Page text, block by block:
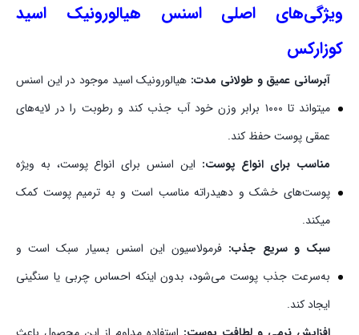
ویژگی‌های اصلی اسنس هیالورونیک اسید
کوزارکس
آبرسانی عمیق و طولانی‌ مدت: هیالورونیک اسید موجود در این اسنس
میتواند تا ۱۰۰۰ برابر وزن خود آب جذب کند و رطوبت را در لایه‌های
عمقی پوست حفظ کند.
مناسب برای انواع پوست: این اسنس برای انواع پوست، به‌ ویژه
پوست‌های خشک و دهیدراته مناسب است و به ترمیم پوست کمک
میکند.
سبک و سریع جذب: فرمولاسیون این اسنس بسیار سبک است و
به‌سرعت جذب پوست می‌شود، بدون اینکه احساس چربی یا سنگینی
ایجاد کند.